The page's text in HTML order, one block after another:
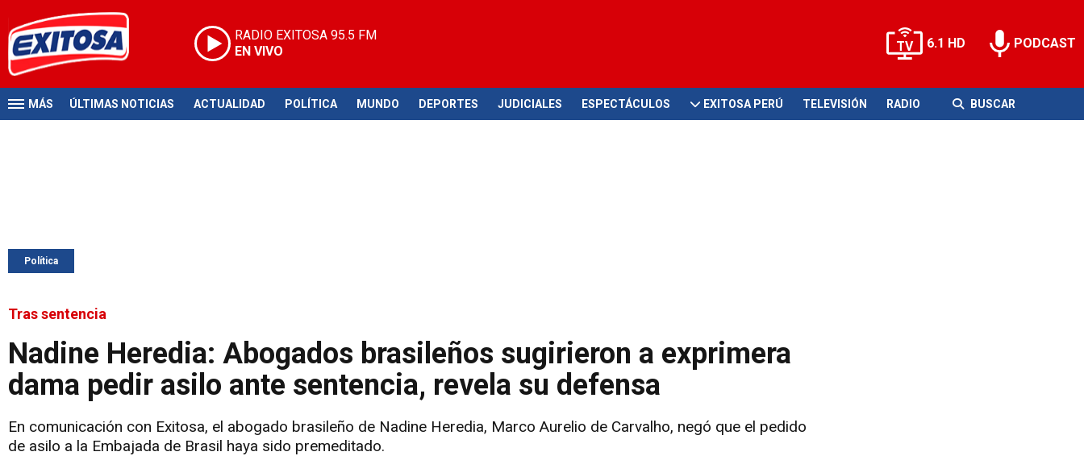
RADIO EXITOSA 95.5 FM
EN VIVO
6.1 HD PODCAST
MÁS ÚLTIMAS NOTICIAS ACTUALIDAD POLÍTICA MUNDO DEPORTES JUDICIALES ESPECTÁCULOS EXITOSA PERÚ TELEVISIÓN RADIO BUSCAR
Política
Tras sentencia
Nadine Heredia: Abogados brasileños sugirieron a exprimera
dama pedir asilo ante sentencia, revela su defensa
En comunicación con Exitosa, el abogado brasileño de Nadine Heredia, Marco Aurelio de Carvalho, negó que el pedido
de asilo a la Embajada de Brasil haya sido premeditado.